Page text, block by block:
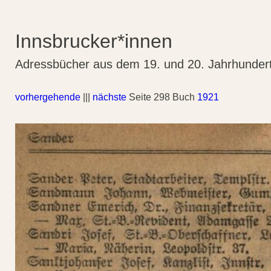
Innsbrucker*innen
Adressbücher aus dem 19. und 20.
vorhergehende nächste Seite 298 Buch 1921